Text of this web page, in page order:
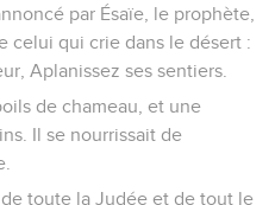
par Ésaïe, le prophète,
celui qui crie dans le désert :
Aplanissez ses sentiers.
de chameau, et une
Il se nourrissait de
toute la Judée et de tout le